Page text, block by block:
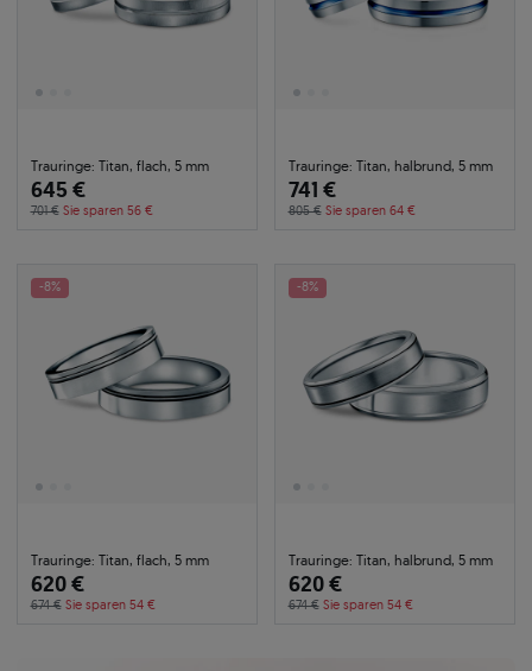
Trauringe: Titan, flach, 5 mm
645 €
701 € Sie sparen 56 €
Trauringe: Titan, halbrund, 5 mm
741 €
805 € Sie sparen 64 €
-8%
Trauringe: Titan, flach, 5 mm
620 €
674 € Sie sparen 54 €
-8%
Trauringe: Titan, halbrund, 5 mm
620 €
674 € Sie sparen 54 €